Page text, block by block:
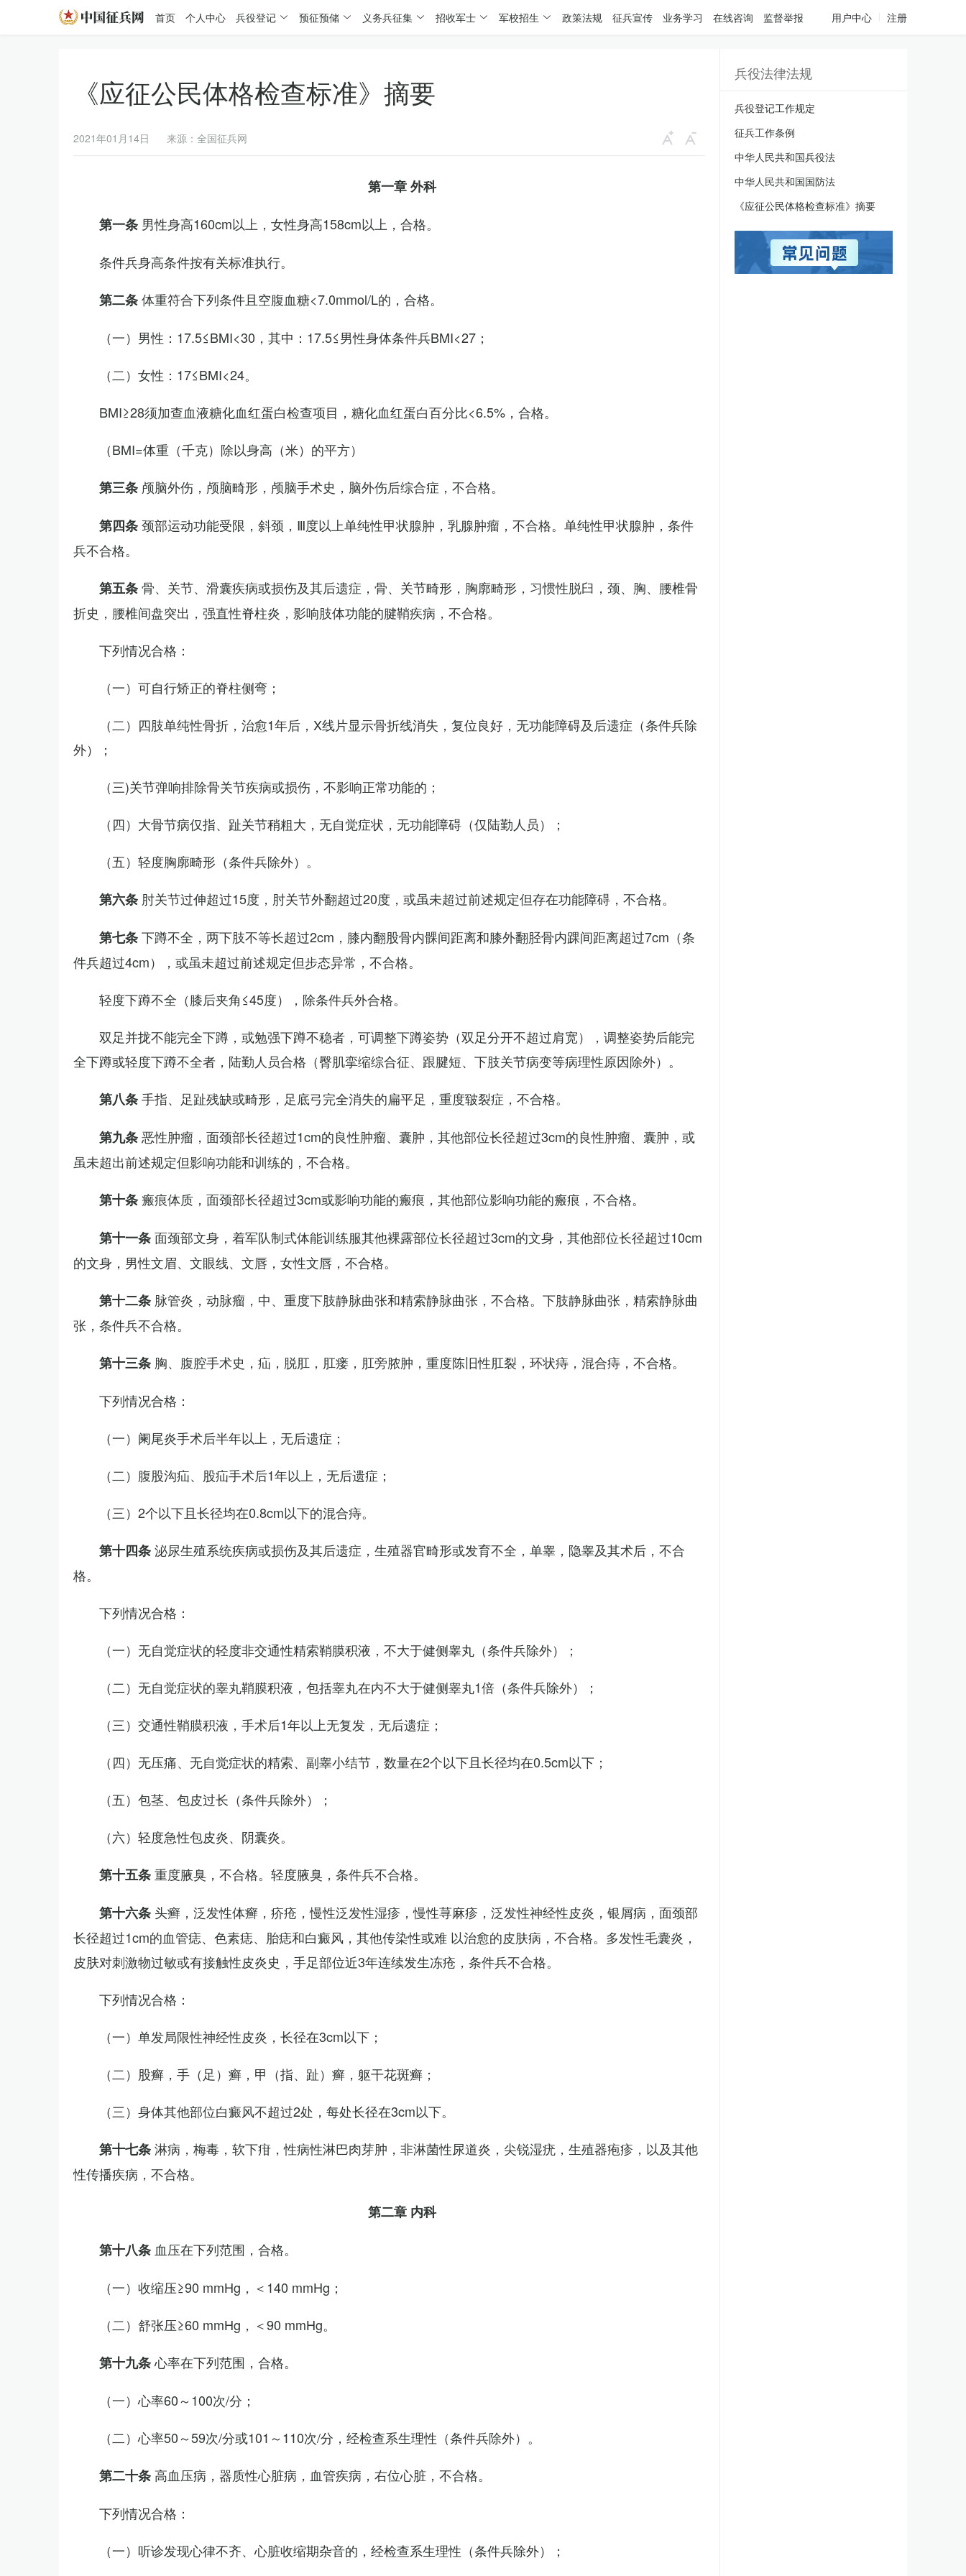
首页 个人中心 兵役登记 预征预储 义务兵征集 招收军士 军校招生 政策法规 征兵宣传 业务学习 在线咨询 监督举报 用户中心 注册
《应征公民体格检查标准》摘要
2021年01月14日 来源：全国征兵网
第一章 外科
第一条 男性身高160cm以上，女性身高158cm以上，合格。
条件兵身高条件按有关标准执行。
第二条体重符合下列条件且空腹血糖<7.0mmol/L的，合格。
（一）男性：17.5≤BMI<30，其中：17.5≤男性身体条件兵BMI<27；
（二）女性：17≤BMI<24。
BMI≥28须加查血液糖化血红蛋白检查项目，糖化血红蛋白百分比<6.5%，合格。
（BMI=体重（千克）除以身高（米）的平方）
第三条 颅脑外伤，颅脑畸形，颅脑手术史，脑外伤后综合症，不合格。
第四条颈部运动功能受限，斜颈，Ⅲ度以上单纯性甲状腺肿，乳腺肿瘤，不合格。单纯性甲状腺肿，条件
兵不合格。
第五条骨、关节、滑囊疾病或损伤及其后遗症，骨、关节畸形，胸廓畸形，习惯性脱臼，颈、胸、腰椎骨
折史，腰椎间盘突出，强直性脊柱炎，影响肢体功能的腱鞘疾病，不合格。
下列情况合格：
（一）可自行矫正的脊柱侧弯；
（二）四肢单纯性骨折，治愈1年后，X线片显示骨折线消失，复位良好，无功能障碍及后遗症（条件兵除
外）；
（三)关节弹响排除骨关节疾病或损伤，不影响正常功能的；
（四）大骨节病仅指、趾关节稍粗大，无自觉症状，无功能障碍（仅陆勤人员）；
（五）轻度胸廓畸形（条件兵除外）。
第六条 肘关节过伸超过15度，肘关节外翻超过20度，或虽未超过前述规定但存在功能障碍，不合格。
第七条下蹲不全，两下肢不等长超过2cm，膝内翻股骨内髁间距离和膝外翻胫骨内踝间距离超过7cm（条
件兵超过4cm），或虽未超过前述规定但步态异常，不合格。
轻度下蹲不全（膝后夹角≤45度），除条件兵外合格。
双足并拢不能完全下蹲，或勉强下蹲不稳者，可调整下蹲姿势（双足分开不超过肩宽），调整姿势后能完
全下蹲或轻度下蹲不全者，陆勤人员合格（臀肌挛缩综合征、跟腱短、下肢关节病变等病理性原因除外）。
第八条手指、足趾残缺或畸形，足底弓完全消失的扁平足，重度皲裂症，不合格。
第九条恶性肿瘤，面颈部长径超过1cm的良性肿瘤、囊肿，其他部位长径超过3cm的良性肿瘤、囊肿，或
虽未超出前述规定但影响功能和训练的，不合格。
第十条 瘢痕体质，面颈部长径超过3cm或影响功能的瘢痕，其他部位影响功能的瘢痕，不合格。
第十一条面颈部文身，着军队制式体能训练服其他裸露部位长径超过3cm的文身，其他部位长径超过10cm
的文身，男性文眉、文眼线、文唇，女性文唇，不合格。
第十二条 脉管炎，动脉瘤，中、重度下肢静脉曲张和精索静脉曲张，不合格。下肢静脉曲张，精索静脉曲
张，条件兵不合格。
第十三条 胸、腹腔手术史，疝，脱肛，肛瘘，肛旁脓肿，重度陈旧性肛裂，环状痔，混合痔，不合格。
下列情况合格：
（一）阑尾炎手术后半年以上，无后遗症；
（二）腹股沟疝、股疝手术后1年以上，无后遗症；
（三）2个以下且长径均在0.8cm以下的混合痔。
第十四条泌尿生殖系统疾病或损伤及其后遗症，生殖器官畸形或发育不全，单睾，隐睾及其术后，不合
格。
下列情况合格：
（一）无自觉症状的轻度非交通性精索鞘膜积液，不大于健侧睾丸（条件兵除外）；
（二）无自觉症状的睾丸鞘膜积液，包括睾丸在内不大于健侧睾丸1倍（条件兵除外）；
（三）交通性鞘膜积液，手术后1年以上无复发，无后遗症；
（四）无压痛、无自觉症状的精索、副睾小结节，数量在2个以下且长径均在0.5cm以下；
（五）包茎、包皮过长（条件兵除外）；
（六）轻度急性包皮炎、阴囊炎。
第十五条重度腋臭，不合格。轻度腋臭，条件兵不合格。
第十六条 头癣，泛发性体癣，疥疮，慢性泛发性湿疹，慢性荨麻疹，泛发性神经性皮炎，银屑病，面颈部
长径超过1cm的血管痣、色素痣、胎痣和白癜风，其他传染性或难 以治愈的皮肤病，不合格。多发性毛囊炎，
皮肤对刺激物过敏或有接触性皮炎史，手足部位近3年连续发生冻疮，条件兵不合格。
下列情况合格：
（一）单发局限性神经性皮炎，长径在3cm以下；
（二）股癣，手（足）癣，甲（指、趾）癣，躯干花斑癣；
（三）身体其他部位白癜风不超过2处，每处长径在3cm以下。
第十七条淋病，梅毒，软下疳，性病性淋巴肉芽肿，非淋菌性尿道炎，尖锐湿疣，生殖器疱疹，以及其他
性传播疾病，不合格。
第二章 内科
第十八条 血压在下列范围，合格。
（一）收缩压≥90 mmHg，＜140 mmHg；
（二）舒张压≥60 mmHg，＜90 mmHg。
第十九条心率在下列范围，合格。
（一）心率60～100次/分；
（二）心率50～59次/分或101～110次/分，经检查系生理性（条件兵除外）。
第二十条 高血压病，器质性心脏病，血管疾病，右位心脏，不合格。
下列情况合格：
（一）听诊发现心律不齐、心脏收缩期杂音的，经检查系生理性（条件兵除外）；
兵役法律法规
兵役登记工作规定
征兵工作条例
中华人民共和国兵役法
中华人民共和国国防法
《应征公民体格检查标准》摘要